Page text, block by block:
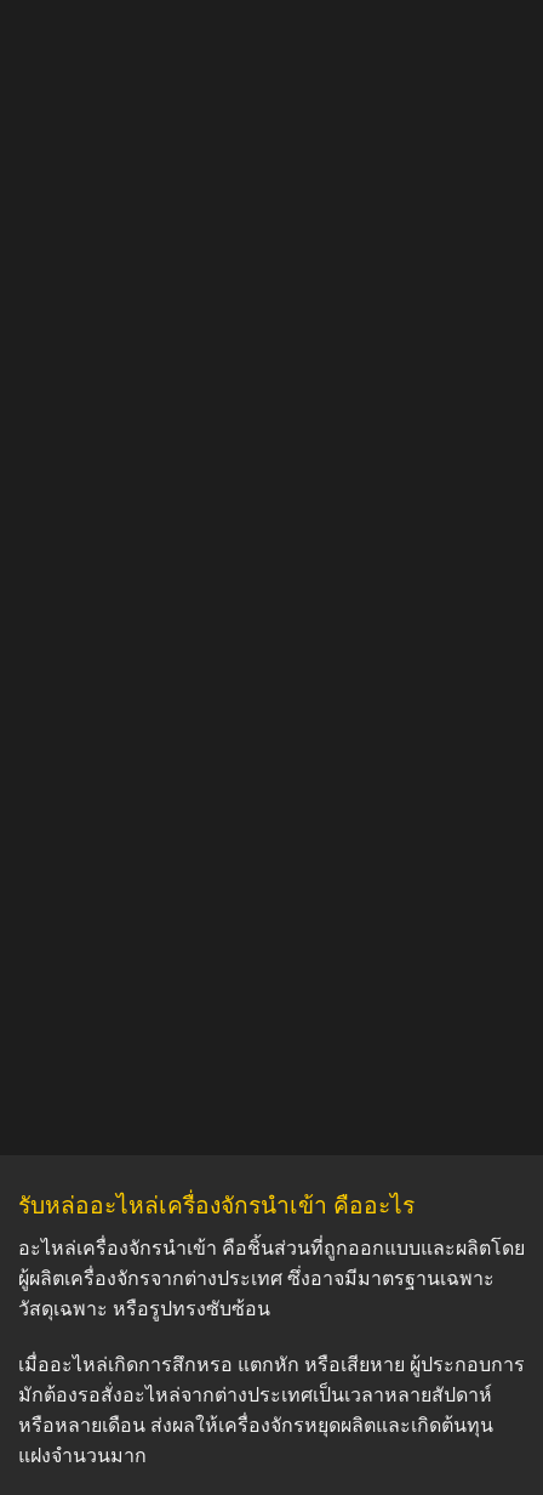
รับหล่ออะไหล่เครื่องจักรนำเข้า คืออะไร
อะไหล่เครื่องจักรนำเข้า คือชิ้นส่วนที่ถูกออกแบบและผลิตโดย
ผู้ผลิตเครื่องจักรจากต่างประเทศ ซึ่งอาจมีมาตรฐานเฉพาะ
วัสดุเฉพาะ หรือรูปทรงซับซ้อน
เมื่ออะไหล่เกิดการสึกหรอ แตกหัก หรือเสียหาย ผู้ประกอบการ
มักต้องรอสั่งอะไหล่จากต่างประเทศเป็นเวลาหลายสัปดาห์
หรือหลายเดือน ส่งผลให้เครื่องจักรหยุดผลิตและเกิดต้นทุน
แฝงจำนวนมาก